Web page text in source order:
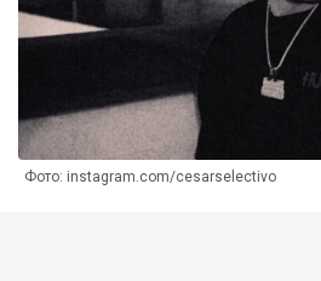
Фото: instagram.com/cesarselectivo